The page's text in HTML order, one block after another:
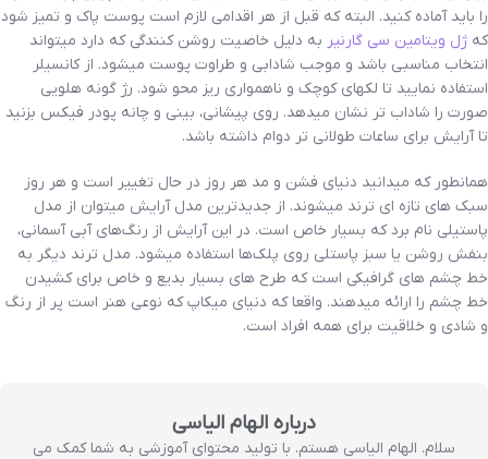
را باید آماده کنید. البته که قبل از هر اقدامی لازم است پوست پاک و تمیز شود
که ژل ویتامین سی گارنیر به دلیل خاصیت روشن کنندگی که دارد میتواند
انتخاب مناسبی باشد و موجب شادابی و طراوت پوست میشود. از کانسیلر
استفاده نمایید تا لکهای کوچک و ناهمواری ریز محو شود. رژ گونه هلویی
صورت را شاداب تر نشان میدهد. روی پیشانی، بینی و چانه پودر فیکس بزنید
تا آرایش برای ساعات طولانی تر دوام داشته باشد.
همانطور که میدانید دنیای فشن و مد هر روز در حال تغییر است و هر روز
سبک های تازه ای ترند میشوند. از جدیدترین مدل آرایش میتوان از مدل
پاستیلی نام برد که بسیار خاص است. در این آرایش از رنگ‌های آبی آسمانی،
بنفش روشن یا سبز پاستلی روی پلک‌ها استفاده میشود. مدل ترند دیگر به
خط چشم های گرافیکی است که طرح های بسیار بدیع و خاص برای کشیدن
خط چشم را ارائه میدهند. واقعا که دنیای میکاپ که نوعی هنر است پر از رنگ
و شادی و خلاقیت برای همه افراد است.
درباره الهام الیاسی
سلام. الهام الیاسی هستم. با تولید محتوای آموزشی به شما کمک می